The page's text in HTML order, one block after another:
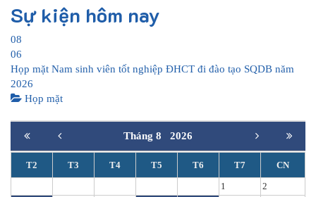
Sự kiện hôm nay
08
06
Họp mặt Nam sinh viên tốt nghiệp ĐHCT đi đào tạo SQDB năm
2026
Họp mặt
Tháng 8 2026
T2 T3 T4 T5 T6 T7
CN
1
2